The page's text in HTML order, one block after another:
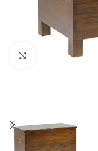
Click to enlarge